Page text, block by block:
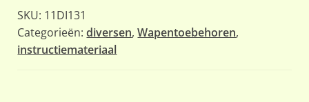
RPK-
74
aantal
SKU: 11DI131
Categorieën:diversen,Wapentoebehoren,
instructiemateriaal